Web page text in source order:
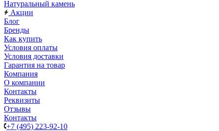
Натуральный камень
Акции
Блог
Бренды
Как купить
Условия оплаты
Условия доставки
Гарантия на товар
Компания
О компании
Контакты
Реквизиты
Отзывы
Контакты
+7 (495) 223-92-10